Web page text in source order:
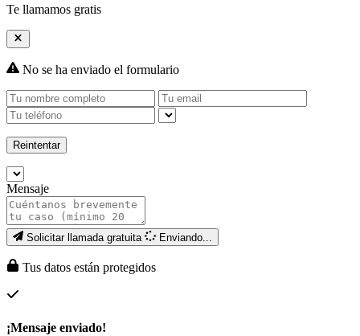
Te llamamos gratis
No se ha enviado el formulario
Reintentar
Mensaje
Solicitar llamada gratuita Enviando...
Tus datos están protegidos
¡Mensaje enviado!